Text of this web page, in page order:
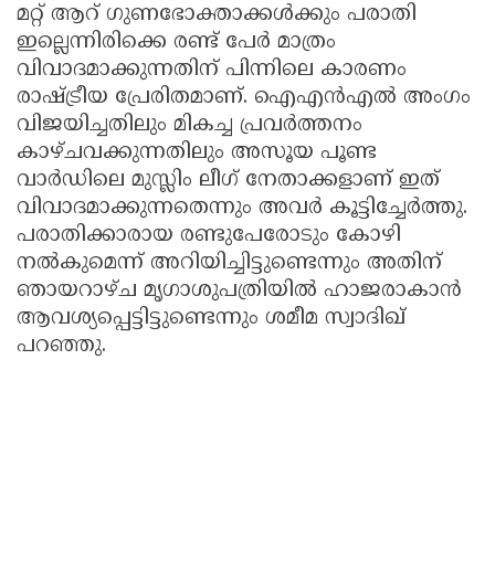
മറ്റ് ആറ് ഗുണഭോക്താക്കൾക്കും പരാതി
ഇല്ലെന്നിരിക്കെ രണ്ട് പേർ മാത്രം
വിവാദമാക്കുന്നതിന് പിന്നിലെ കാരണം
രാഷ്ട്രീയ പ്രേരിതമാണ്. ഐഎൻഎൽ അംഗം
വിജയിച്ചതിലും മികച്ച പ്രവർത്തനം
കാഴ്ചവക്കുന്നതിലും അസൂയ പൂണ്ട
വാർഡിലെ മുസ്ലിം ലീഗ് നേതാക്കളാണ് ഇത്
വിവാദമാക്കുന്നതെന്നും അവർ കൂട്ടിച്ചേർത്തു.
പരാതിക്കാരായ രണ്ടുപേരോടും കോഴി
നൽകുമെന്ന് അറിയിച്ചിട്ടുണ്ടെന്നും അതിന്
ഞായറാഴ്ച മൃഗാശുപത്രിയിൽ ഹാജരാകാൻ
ആവശ്യപ്പെട്ടിട്ടുണ്ടെന്നും ശമീമ സ്വാദിഖ്
പറഞ്ഞു.